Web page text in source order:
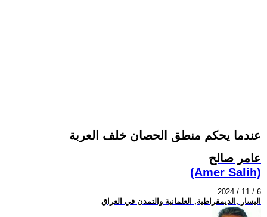
عندما يحكم منطق الحصان خلف العربة
عامر صالح
(Amer Salih)
2024 / 11 / 6
اليسار ,الديمقراطية, العلمانية والتمدن في العراق